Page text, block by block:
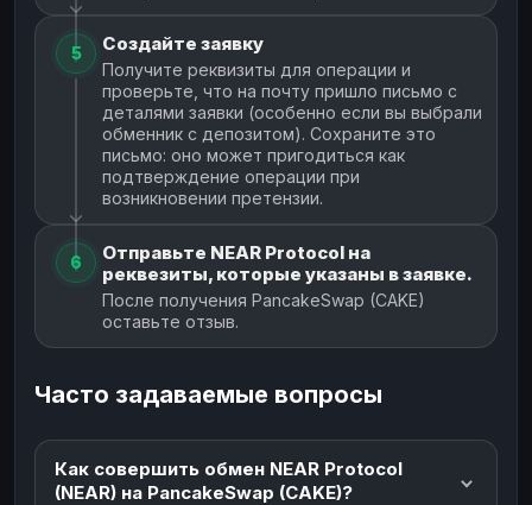
5 Создайте заявку
Получите реквизиты для операции и
проверьте, что на почту пришло письмо с
деталями заявки (особенно если вы выбрали
обменник с депозитом). Сохраните это
письмо: оно может пригодиться как
подтверждение операции при
возникновении претензии.
6
Отправьте NEAR Protocol на
реквезиты, которые указаны в заявке.
После получения PancakeSwap (CAKE)
оставьте отзыв.
Часто задаваемые вопросы
Как совершить обмен NEAR Protocol
(NEAR) на PancakeSwap (CAKE)?